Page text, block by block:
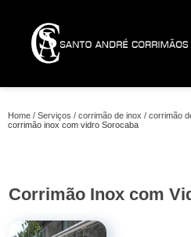
Home Serviços corrimão de inox
corrimão
corrimão inox com vidro Sorocaba
Corrimão Inox com